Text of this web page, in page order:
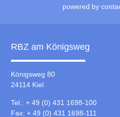
powered by
RBZ am Königsweg
Königsweg 80
24114 Kiel
Tel.: + 49 (0) 431 1698-100
Fax: + 49 (0) 431 1698-111